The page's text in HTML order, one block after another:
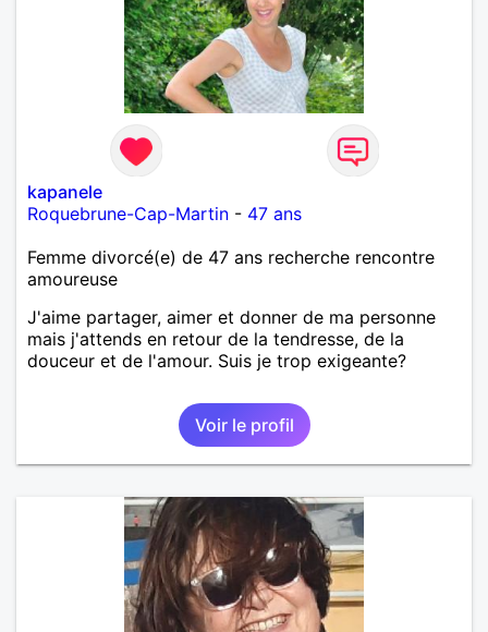
kapanele
Roquebrune-Cap-Martin - 47 ans
Femme divorcé(e) de 47 ans recherche rencontre
amoureuse
J'aime partager, aimer et donner de ma personne
mais j'attends en retour de la tendresse, de la
douceur et de l'amour. Suis je trop exigeante?
Voir le profil